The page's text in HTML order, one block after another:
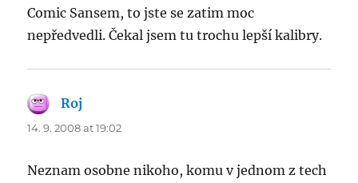
Comic Sansem, to jste se zatim moc
nepředvedli. Čekal jsem tu trochu lepší kalibry.
Roj
14. 9. 2008 at 19:02
Neznam osobne nikoho, komu v jednom z tech